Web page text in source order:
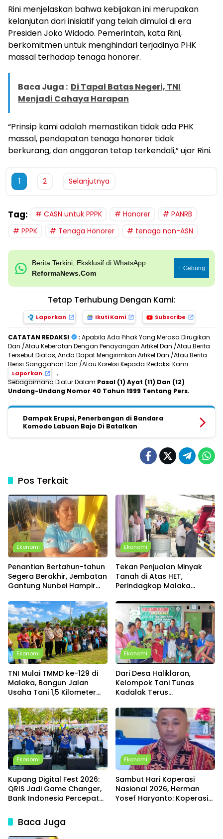
Rini menjelaskan bahwa kebijakan ini merupakan
kelanjutan dari inisiatif yang telah dimulai di era
Presiden Joko Widodo. Pemerintah, kata Rini,
berkomitmen untuk menghindari terjadinya PHK
massal terhadap tenaga honorer.
Baca Juga : Di Tapal Batas Negeri, TNI
Menjadi Cahaya Harapan
“Prinsip kami adalah memastikan tidak ada PHK
massal, pendapatan tenaga honorer tidak
berkurang, dan anggaran tetap terkendali,” ujar Rini.
1 2 Selanjutnya
Tag: CASN untuk PPPK Honorer
PANRB
PPPK
Tenaga Honorer tenaga non-ASN
Berita Terkini, Eksklusif di WhatsApp
ReformaNews.Com
+ Gabung
Tetap Terhubung Dengan Kami:
Laporkan Ikuti Kami Subscribe
CATATAN REDAKSI : Apabila Ada Pihak Yang Merasa Dirugikan
Dan /Atau Keberatan Dengan Penayangan Artikel Dan /Atau Berita
Tersebut Diatas, Anda Dapat Mengirimkan Artikel Dan /Atau Berita
Berisi Sanggahan Dan /Atau Koreksi Kepada Redaksi Kami
Laporkan
,
Sebagaimana Diatur Dalam Pasal (1) Ayat (11) Dan (12)
Undang-Undang Nomor 40 Tahun 1999 Tentang Pers.
Dampak Erupsi, Penerbangan di Bandara
Komodo Labuan Bajo Di Batalkan
Pos Terkait
Ekonomi
Penantian Bertahun-tahun
Segera Berakhir, Jembatan
Gantung Nunbei Hampir
Bisa Melintas
Ekonomi
Tekan Penjualan Minyak
Tanah di Atas HET,
Perindagkop Malaka
Nomor Pengaduan
Ekonomi
TNI Mulai TMMD ke-129 di
Malaka, Bangun Jalan
Usaha Tani 1,5 Kilometer
Program untuk Warga
Ekonomi
Dari Desa Haliklaran,
Kelompok Tani Tunas
Kadalak Terus
Harapkan Dukungan
Pemerintah Desa dan
Pemda
Ekonomi
Kupang Digital Fest 2026:
QRIS Jadi Game Changer,
Bank Indonesia Percepat
Penguatan Ekonomi NTT
Ekonomi
Sambut Hari Koperasi
Nasional 2026, Herman
Yosef Haryanto: Koperasi
Baca Juga